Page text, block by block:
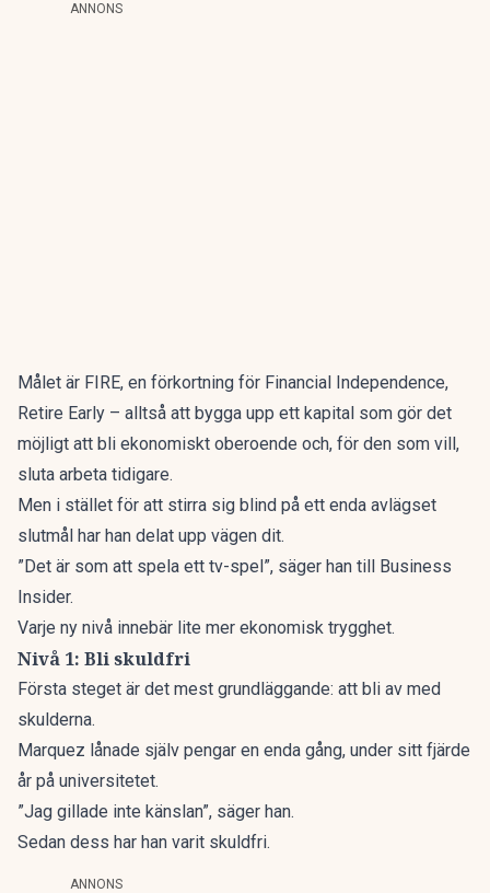
ANNONS
Målet är FIRE, en förkortning för Financial Independence,
Retire Early – alltså att bygga upp ett kapital som gör det
möjligt att bli ekonomiskt oberoende och, för den som vill,
sluta arbeta tidigare.
Men i stället för att stirra sig blind på ett enda avlägset
slutmål har han delat upp vägen dit.
”Det är som att spela ett tv-spel”, säger han till Business
Insider.
Varje ny nivå innebär lite mer ekonomisk trygghet.
Nivå 1: Bli skuldfri
Första steget är det mest grundläggande: att bli av med
skulderna.
Marquez lånade själv pengar en enda gång, under sitt fjärde
år på universitetet.
”Jag gillade inte känslan”, säger han.
Sedan dess har han varit skuldfri.
ANNONS